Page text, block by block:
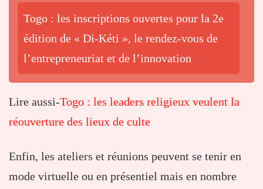
Togo : les inscriptions ouvertes pour la 2e
édition de « Di-Kéti », le rendez-vous de
l’entrepreneuriat et de l’innovation
Lire aussi-Togo : les leaders religieux veulent la
réouverture des lieux de culte
Enfin, les ateliers et réunions peuvent se tenir en
mode virtuelle ou en présentiel mais en nombre